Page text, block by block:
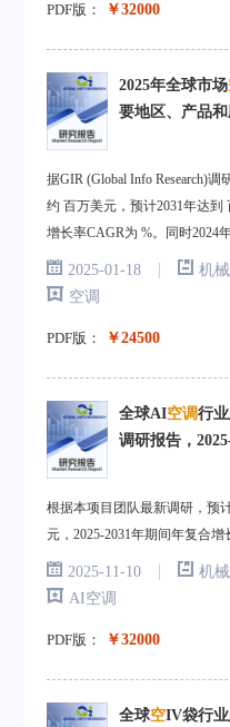
PDF版： ￥32000
2025年全球市场
要地区、产品
据GIR (Global Info Research)
约 百万美元，预计2031年达到
增长率CAGR为 %。同时2024
到 。
2025-01-18 |
机
空调
PDF版： ￥24500
全球AI空调行
调研报告，
根据本项目团队最新调研，预
元，2025-2031年期间年复合增
2025-11-10 |
机
AI空调
PDF版： ￥32000
全球空IV袋行